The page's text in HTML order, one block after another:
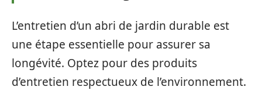
L’entretien d’un abri de jardin durable est
une étape essentielle pour assurer sa
longévité. Optez pour des produits
d’entretien respectueux de l’environnement.